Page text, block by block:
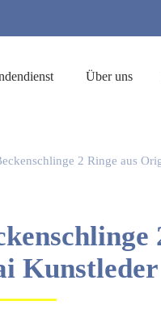
Über uns
2 Ringe aus
Kunstleder